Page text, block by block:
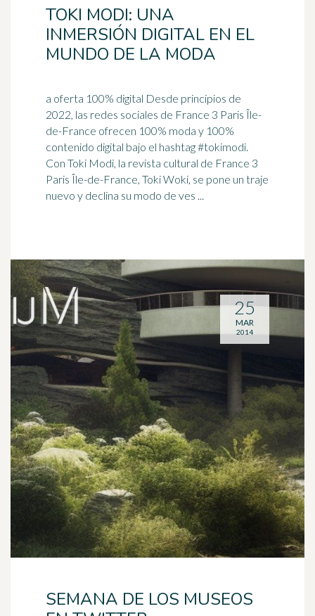
TOKI MODI: UNA
INMERSIÓN DIGITAL EN EL
MUNDO DE LA MODA
a oferta 100% digital Desde principios de
2022, las redes sociales de France 3 Paris Île-
de-France ofrecen 100% moda y 100%
contenido digital bajo el hashtag#tokimodi.
Con Toki Modi, la revista cultural de France 3
Paris Île-de-France, Toki Woki, se pone un traje
nuevo y declina su modo de ves ...
SEMANA DE LOS MUSEOS
25
MAR
2014